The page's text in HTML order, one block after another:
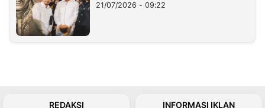
21/07/2026 - 09:22
REDAKSI INFORMASI IKLAN